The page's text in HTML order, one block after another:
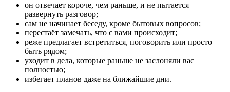
он отвечает короче, чем раньше, и не пытается
развернуть разговор;
сам не начинает беседу, кроме бытовых вопросов;
перестаёт замечать, что с вами происходит;
реже предлагает встретиться, поговорить или просто
быть рядом;
уходит в дела, которые раньше не заслоняли вас
полностью;
избегает планов даже на ближайшие дни.